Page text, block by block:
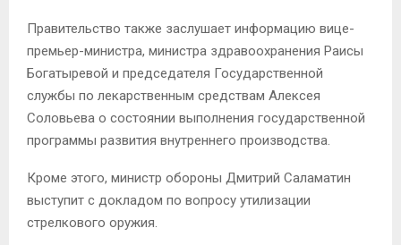
Правительство также заслушает информацию вице-
премьер-министра, министра здравоохранения Раисы
Богатыревой и председателя Государственной
службы по лекарственным средствам Алексея
Соловьева о состоянии выполнения государственной
программы развития внутреннего производства.
Кроме этого, министр обороны Дмитрий Саламатин
выступит с докладом по вопросу утилизации
стрелкового оружия.